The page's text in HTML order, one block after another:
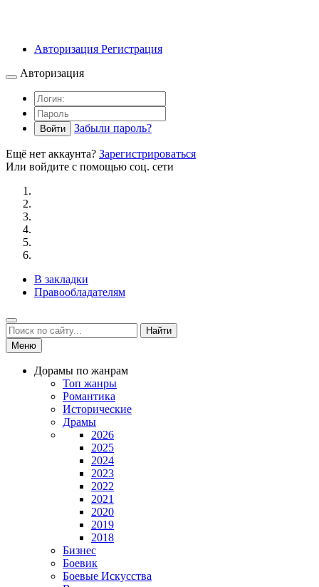
Авторизация Регистрация
Авторизация
Войти Забыли пароль?
Ещё нет аккаунта? Зарегистрироваться
Или войдите с помощью соц. сети
В закладки
Правообладателям
Найти
Меню
Дорамы по жанрам
Топ жанры
Романтика
Исторические
Драмы
2026
2025
2024
2023
2022
2021
2020
2019
2018
Бизнес
Боевик
Боевые Искусства